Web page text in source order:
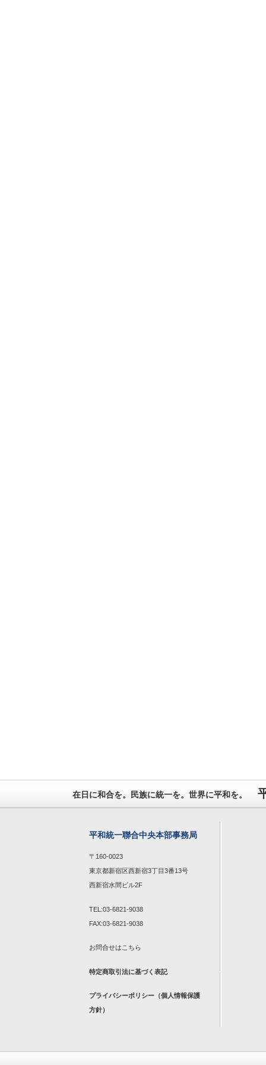
在日に和合を。民族に統一を。世界に平和を。
平和統一聯合中央本部事務局
〒160-0023
東京都新宿区西新宿3丁目3番13号
西新宿水間ビル2F
TEL:03-6821-9038
FAX:03-6821-9038
お問合せは こちら
特定商取引法に基づく表記
プライバシーポリシー（個人情報保護
方針）